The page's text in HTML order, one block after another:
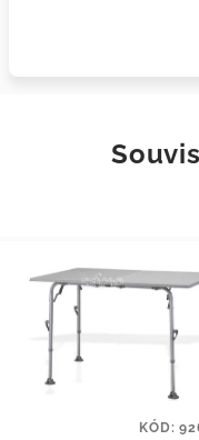
KÓD: